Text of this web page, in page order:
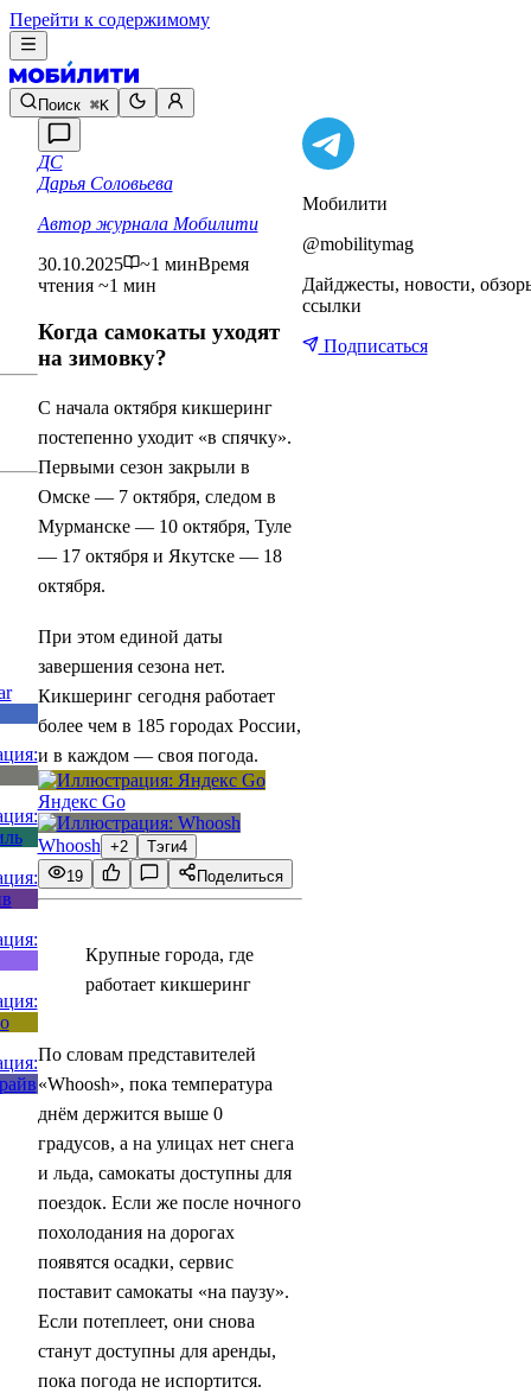
Перейти к содержимому
Поиск ⌘K
ДС
Дарья Соловьева
Автор журнала Мобилити
30.10.2025
~1 минВремя
чтения ~1 мин
Когда самокаты уходят
на зимовку?
С начала октября кикшеринг
постепенно уходит «в спячку».
Первыми сезон закрыли в
Омске — 7 октября, следом в
Мурманске — 10 октября, Туле
— 17 октября и Якутске — 18
октября.
При этом единой даты
завершения сезона нет.
Кикшеринг сегодня работает
более чем в 185 городах России,
и в каждом — своя погода.
Яндекс Go
Whoosh +2 Тэги4
19
Поделиться
Крупные города, где
работает кикшеринг
По словам представителей
«Whoosh», пока температура
днём держится выше 0
градусов, а на улицах нет снега
и льда, самокаты доступны для
поездок. Если же после ночного
похолодания на дорогах
появятся осадки, сервис
поставит самокаты «на паузу».
Если потеплеет, они снова
станут доступны для аренды,
пока погода не испортится.
Мобилити
@mobilitymag
Дайджесты, новости,
ссылки
Подписаться